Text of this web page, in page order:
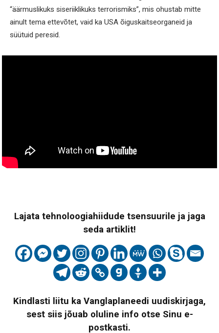
“äärmuslikuks siseriiklikuks terrorismiks”, mis ohustab mitte
ainult tema ettevõtet, vaid ka USA õiguskaitseorganeid ja
süütuid peresid.
Lajata tehnoloogiahiidude tsensuurile ja jaga
seda artiklit!
Kindlasti liitu ka Vanglaplaneedi uudiskirjaga,
sest siis jõuab oluline info otse Sinu e-
postkasti.